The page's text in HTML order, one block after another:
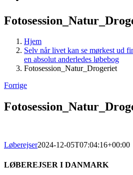
Hjem
Selv når livet kan se mørkest ud
en absolut anderledes løbebog
Fotosession_Natur_Drogeriet
Forrige
Løberejser2024-12-05T07:04:16+00:00
LØBEREJSER I DANMARK